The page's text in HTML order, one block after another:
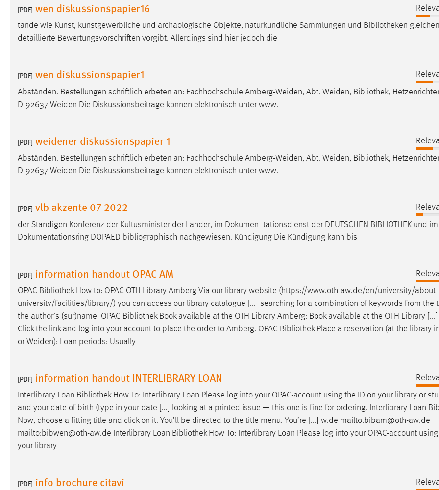
[PDF] wen diskussionspapier16
tände wie Kunst, kunstgewerbliche und archäologische Objekte, naturkundliche Sammlungen und Bibliotheken
detaillierte Bewertungsvorschriften vorgibt. Allerdings sind hier jedoch die
[PDF] wen diskussionspapier1
Abständen. Bestellungen schriftlich erbeten an: Fachhochschule Amberg-Weiden, Abt. Weiden, Bibliothek,
D-92637 Weiden Die Diskussionsbeiträge können elektronisch unter www.
[PDF] weidener diskussionspapier 1
Abständen. Bestellungen schriftlich erbeten an: Fachhochschule Amberg-Weiden, Abt. Weiden, Bibliothek,
D-92637 Weiden Die Diskussionsbeiträge können elektronisch unter www.
[PDF] vlb akzente 07 2022
der Ständigen Konferenz der Kultusminister der Länder, im Dokumen- tationsdienst der DEUTSCHEN BIBLIOTHEK und im
Dokumentationsring DOPAED bibliographisch nachgewiesen. Kündigung Die Kündigung kann bis
[PDF] information handout OPAC AM
OPAC BibliothekHow to: OPAC OTH Library Amberg Via our library website (https://www.oth-aw.de/en/university/
university/facilities/library/) you can access our library catalogue [...] searching for a combination of keywords from the
the author’s (sur)name. OPAC BibliothekBook available at the OTH Library Amberg: Book available at the OTH Library
Click the link and log into your account to place the order to Amberg. OPAC BibliothekPlace a reservation (at the library
or Weiden): Loan periods: Usually
[PDF] information handout INTERLIBRARY LOAN
Interlibrary Loan BibliothekHow To: Interlibrary Loan Please log into your OPAC-account using the ID on your library or
and your date of birth (type in your date [...] looking at a printed issue — this one is fine for ordering. Interlibrary Loan
Now, choose a fitting title and click on it. You’ll be directed to the title menu. You’re [...] w.de mailto:bibam@oth-aw.de
mailto:bibwen@oth-aw.de Interlibrary Loan BibliothekHow To: Interlibrary Loan Please log into your OPAC-account
your library
[PDF] info brochure citavi
MARKETING
Sie tun dies, indem sie Besucher über Websites
Google Ads
Anbieter: Google Ireland Limited
Conversion-Tracking
Facebook Pixel
Name:
Zweck: Conversion-Tracking
Cookie Laufzeit: 3 Monate
EXTERNE MEDIEN
Um Inhalte von Videoplattformen und Social Media
YouTube
Vimeo